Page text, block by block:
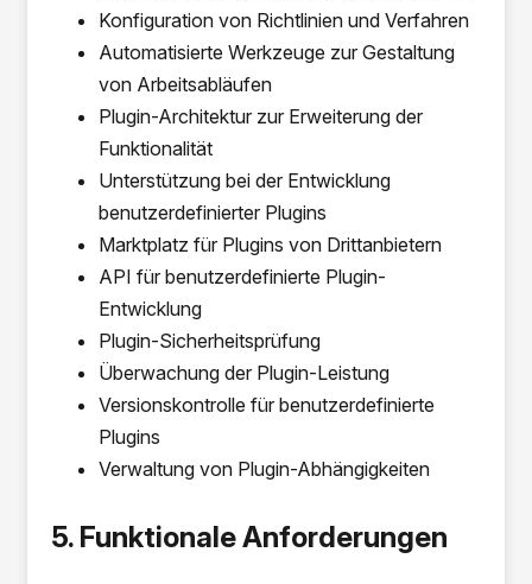
Konfiguration von Richtlinien und Verfahren
Automatisierte Werkzeuge zur Gestaltung
von Arbeitsabläufen
Plugin-Architektur zur Erweiterung der
Funktionalität
Unterstützung bei der Entwicklung
benutzerdefinierter Plugins
Marktplatz für Plugins von Drittanbietern
API für benutzerdefinierte Plugin-
Entwicklung
Plugin-Sicherheitsprüfung
Überwachung der Plugin-Leistung
Versionskontrolle für benutzerdefinierte
Plugins
Verwaltung von Plugin-Abhängigkeiten
5. Funktionale Anforderungen